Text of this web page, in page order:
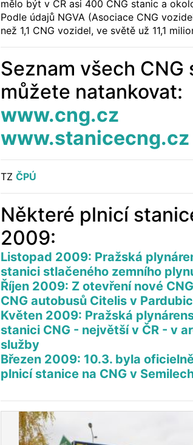
mělo být v ČR asi 400 CNG stanic a
Podle údajů NGVA (Asociace CNG
než 1,1 CNG vozidel, ve světě už 11,1
Seznam všech CNG
můžete natankovat:
www.cng.cz
www.stanicecng.cz
TZČPÚ
Některé plnicí
2009:
Listopad 2009: Pražská
stanici stlačeného zemního
Říjen 2009: Z otevření nové
CNG autobusů Citelis v
Květen 2009: Pražská
stanici CNG - největší v ČR - v
služby
Březen 2009: 10.3. byla
plnicí stanice na CNG v